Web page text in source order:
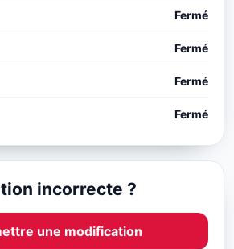
Fermé
Fermé
Fermé
Fermé
incorrecte ?
une modification